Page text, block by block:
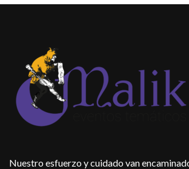
Nuestro esfuerzo y cuidado van